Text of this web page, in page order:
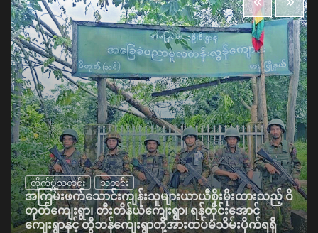
တိုက်ပွဲသတင်း သတင်း
အကြမ်းဖက်သောင်းကျန်းသူများယာယီစိုးမိုးထားသည့် ဝိ
တုတ်ကျေးရွာ၊ တီးတိန်ယံကျေးရွာ၊ ရန်တိုင်းအောင်
ကျေးရွာနှင့် တွီဘန်ကျေးရွာတို့အားထပ်မံသိမ်းပိုက်ရရှိ